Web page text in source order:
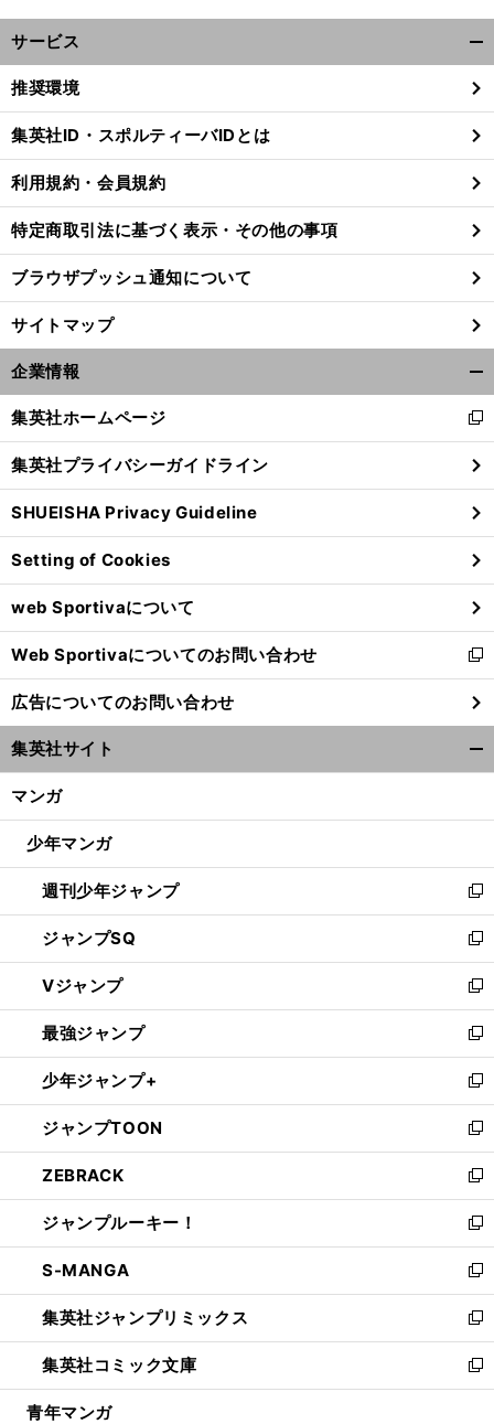
前
へ
サービス
閉
る
推奨環境
集英社ID・スポルティーバIDとは
利用規約・会員規約
特定商取引法に基づく表示・その他の事項
ブラウザプッシュ通知について
サイトマップ
企業情報
閉
る
集英社ホームページ
新
し
い
ウ
ィ
ン
ド
ウ
で
開
く
集英社プライバシーガイドライン
SHUEISHA Privacy Guideline
Setting of Cookies
web Sportivaについて
Web Sportivaについてのお問い合わせ
新
し
い
ウ
ィ
ン
ウ
開
く
広告についてのお問い合わせ
集英社サイト
マンガ
少年マンガ
週刊少年ジャンプ
新
し
い
ウ
ィ
ン
ド
ウ
で
開
く
ジャンプSQ
新
し
い
ウ
ィ
ン
ド
ウ
で
開
く
Vジャンプ
新
し
い
ウ
ィ
ン
ド
ウ
で
開
く
最強ジャンプ
新
し
い
ウ
ィ
ン
ド
ウ
で
開
く
少年ジャンプ+
新
し
い
ウ
ィ
ン
ド
ウ
で
開
く
ジャンプTOON
新
し
い
ウ
ィ
ン
ド
ウ
で
開
く
ZEBRACK
新
し
い
ウ
ィ
ン
ド
ウ
で
開
ジャンプルーキー！
新
し
い
ウ
ィ
ン
ド
ウ
S-MANGA
新
し
い
ウ
ィ
ン
集英社ジャンプリミックス
新
し
い
ウ
集英社コミック文庫
新
し
青年マンガ